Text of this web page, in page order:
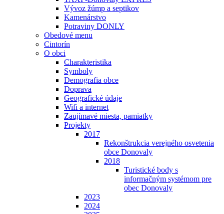
Vývoz žúmp a septikov
Kamenárstvo
Potraviny DONLY
Obedové menu
Cintorín
O obci
Charakteristika
Symboly
Demografia obce
Doprava
Geografické údaje
Wifi a internet
Zaujímavé miesta, pamiatky
Projekty
2017
Rekonštrukcia verejného osvetenia
obce Donovaly
2018
Turistické body s
informačným systémom pre
obec Donovaly
2023
2024